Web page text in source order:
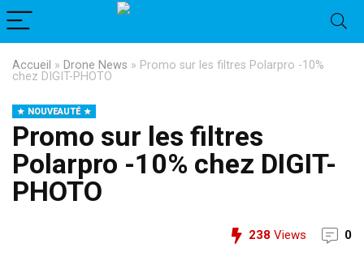
Accueil » Drone News » Promo sur les filtres Polarpro -10%
chez DIGIT-PHOTO
NOUVEAUTÉ
Promo sur les filtres
Polarpro -10% chez DIGIT-
PHOTO
238 Views 0